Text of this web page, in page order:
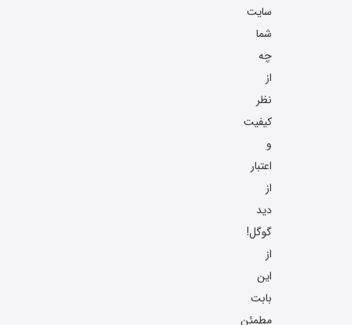
سایت
شما
چه
از
نظر
کیفیت
و
اعتبار
از
دید
گوگل!
از
این
بابت
مطمئن